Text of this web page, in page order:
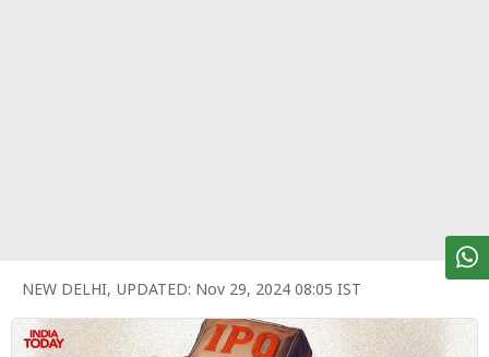
शेयर
बाज़ार
NEW DELHI, UPDATED: Nov 29, 2024 08:05 IST